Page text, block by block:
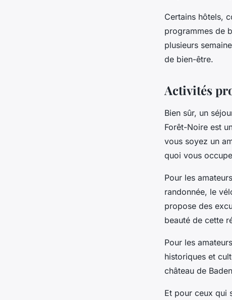
Certains hôtels,
programmes de
plusieurs
de bien-être.
Activités
Bien sûr, un
Forêt-Noire est
vous soyez un
quoi vous
Pour les
randonnée, le
propose des
beauté de cette
Pour les
historiques et
château de
Et pour ceux qui